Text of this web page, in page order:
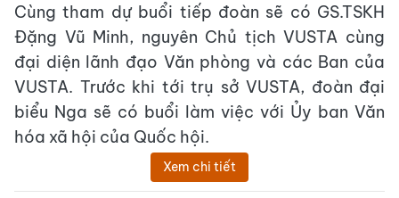
Cùng tham dự buổi tiếp đoàn sẽ có GS.TSKH
Đặng Vũ Minh, nguyên Chủ tịch VUSTA cùng
đại diện lãnh đạo Văn phòng và các Ban của
VUSTA. Trước khi tới trụ sở VUSTA, đoàn đại
biểu Nga sẽ có buổi làm việc với Ủy ban Văn
hóa xã hội của Quốc hội.
Xem chi tiết